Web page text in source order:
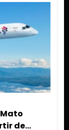
de